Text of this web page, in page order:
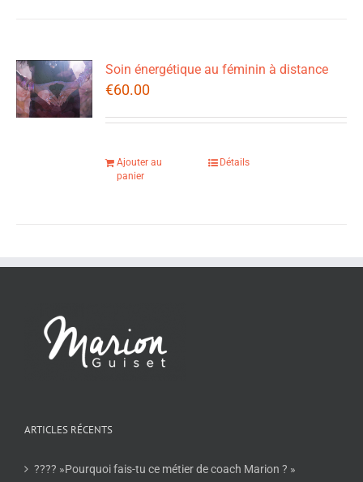
Soin énergétique au féminin à distance
€60.00
Ajouter au
panier
Détails
ARTICLES RÉCENTS
???? »Pourquoi fais-tu ce métier de coach Marion ? »